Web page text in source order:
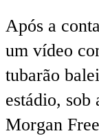
Após a
um vídeo
tubarão
estádio,
Morgan